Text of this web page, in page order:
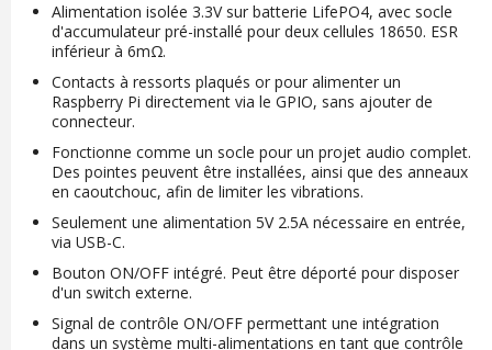
Alimentation isolée 3.3V sur batterie LifePO4, avec socle
d'accumulateur pré-installé pour deux cellules 18650. ESR
inférieur à 6mΩ.
Contacts à ressorts plaqués or pour alimenter un
Raspberry Pi directement via le GPIO, sans ajouter de
connecteur.
Fonctionne comme un socle pour un projet audio complet.
Des pointes peuvent être installées, ainsi que des anneaux
en caoutchouc, afin de limiter les vibrations.
Seulement une alimentation 5V 2.5A nécessaire en entrée,
via USB-C.
Bouton ON/OFF intégré. Peut être déporté pour disposer
d'un switch externe.
Signal de contrôle ON/OFF permettant une intégration
dans un système multi-alimentations en tant que contrôle